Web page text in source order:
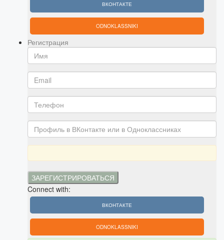
ВКОНТАКТЕ
ODNOKLASSNIKI
Регистрация
Connect with:
ВКОНТАКТЕ
ODNOKLASSNIKI